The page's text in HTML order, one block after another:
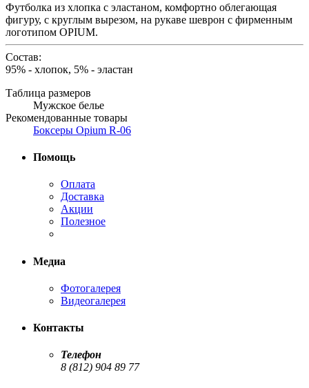
Футболка из хлопка с эластаном, комфортно облегающая
фигуру, с круглым вырезом, на рукаве шеврон с фирменным
логотипом OPIUM.
Состав:
95% - хлопок, 5% - эластан
Таблица размеров
Мужское белье
Рекомендованные товары
Боксеры Opium R-06
Помощь
Оплата
Доставка
Акции
Полезное
Медиа
Фотогалерея
Видеогалерея
Контакты
Телефон
8 (812) 904 89 77